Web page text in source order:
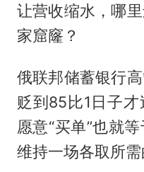
让营收缩水，哪
家窟窿？
俄联邦储蓄银行
贬到85比1日子
愿意“买单”也就
维持一场各取所需